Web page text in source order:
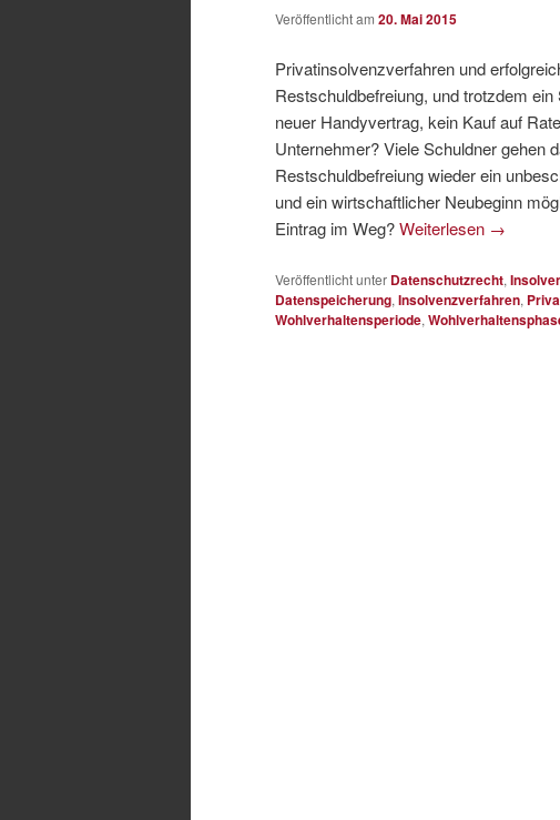
Veröffentlicht am 20. Mai 2015
Privatinsolvenzverfahren und
Restschuldbefreiung, und trotzdem
neuer Handyvertrag, kein Kauf auf
Unternehmer? Viele Schuldner gehen
Restschuldbefreiung wieder ein
und ein wirtschaftlicher Neubeginn
Eintrag im Weg?Weiterlesen →
Veröffentlicht unter Datenschutzrecht,
Datenspeicherung, Insolvenzverfahren,
Wohlverhaltensperiode,